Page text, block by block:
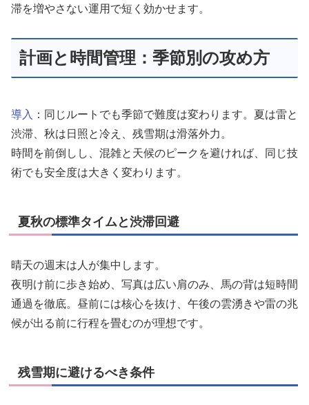
滞を増やさない運用で短く効かせます。
計画と時間管理：季節別の攻め方
導入 ：同じルートでも季節で難度は変わります。夏は雷と
渋滞、秋は日照と冷え、残雪期は滑落外力。
時間を前倒しし、混雑と天候のピークを避ければ、同じ技
術でも安全度は大きく変わります。
夏秋の標準タイムと渋滞回避
晴天の週末は人が集中します。
夜明け前に歩き始め、写真は広い肩のみ、馬の背は短時間
通過を徹底。昼前には核心を抜け、午後の雲湧きや雷の兆
候が出る前に行程を畳むのが理想です。
残雪期に避けるべき条件